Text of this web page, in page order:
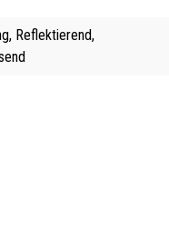
Reflektierend,